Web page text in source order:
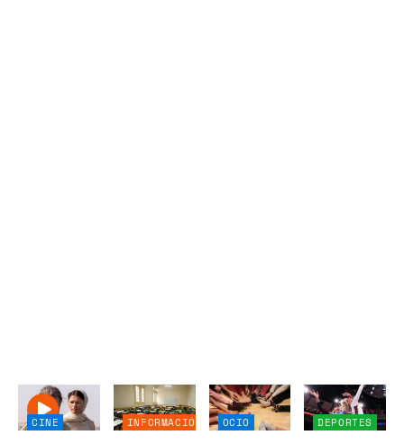
CINE
INFORMACIÓN
OCIO DEPORTES